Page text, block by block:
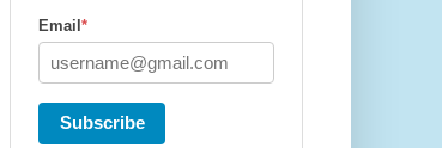
Email *
Subscribe